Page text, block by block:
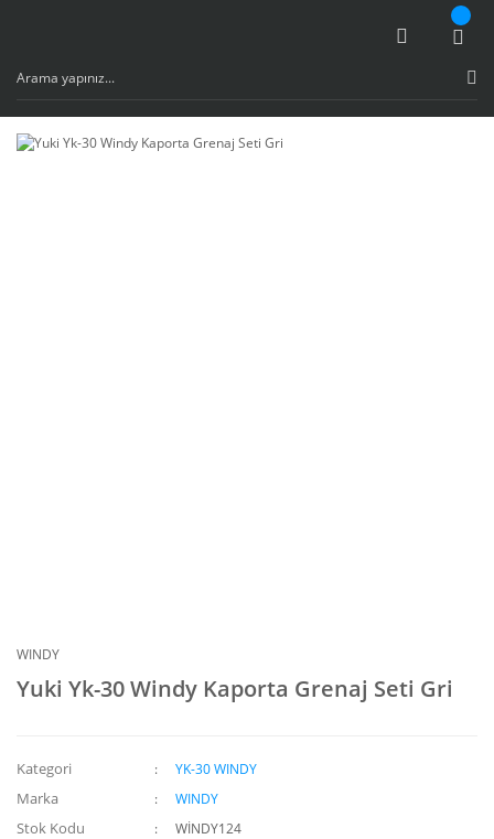
WINDY
Yuki Yk-30 Windy Kaporta Grenaj Seti Gri
Kategori YK-30 WINDY
Marka WINDY
Stok Kodu WİNDY124